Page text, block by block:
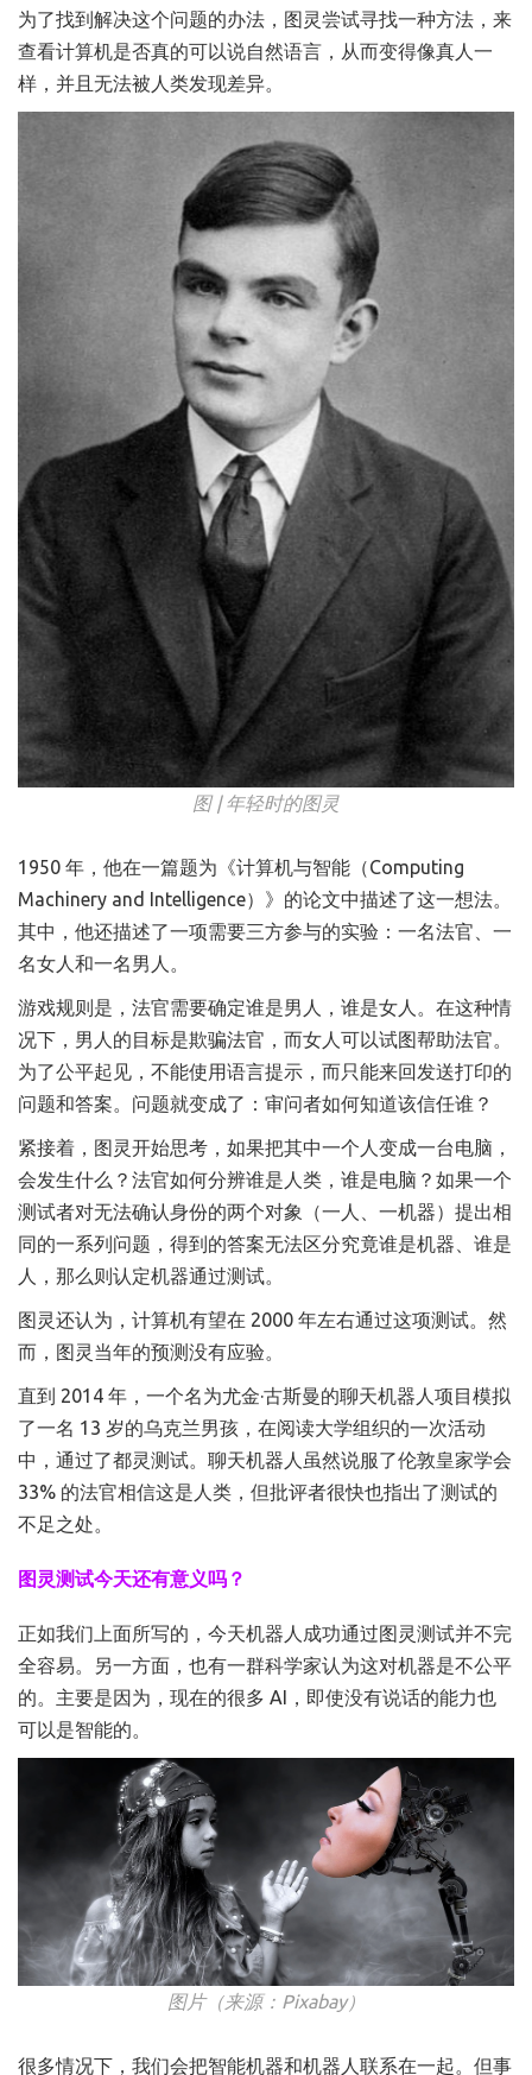
为了找到解决这个问题的办法，图灵尝试寻找一种方法，来
查看计算机是否真的可以说自然语言，从而变得像真人一
样，并且无法被人类发现差异。
图 | 年轻时的图灵
1950 年，他在一篇题为《计算机与智能（Computing
Machinery and Intelligence）》的论文中描述了这一想法。
其中，他还描述了一项需要三方参与的实验：一名法官、一
名女人和一名男人。
游戏规则是，法官需要确定谁是男人，谁是女人。在这种情
况下，男人的目标是欺骗法官，而女人可以试图帮助法官。
为了公平起见，不能使用语言提示，而只能来回发送打印的
问题和答案。问题就变成了：审问者如何知道该信任谁？
紧接着，图灵开始思考，如果把其中一个人变成一台电脑，
会发生什么？法官如何分辨谁是人类，谁是电脑？如果一个
测试者对无法确认身份的两个对象（一人、一机器）提出相
同的一系列问题，得到的答案无法区分究竟谁是机器、谁是
人，那么则认定机器通过测试。
图灵还认为，计算机有望在 2000 年左右通过这项测试。然
而，图灵当年的预测没有应验。
直到 2014 年，一个名为尤金·古斯曼的聊天机器人项目模拟
了一名 13 岁的乌克兰男孩，在阅读大学组织的一次活动
中，通过了都灵测试。聊天机器人虽然说服了伦敦皇家学会
33% 的法官相信这是人类，但批评者很快也指出了测试的
不足之处。
图灵测试今天还有意义吗？
正如我们上面所写的，今天机器人成功通过图灵测试并不完
全容易。另一方面，也有一群科学家认为这对机器是不公平
的。主要是因为，现在的很多 AI，即使没有说话的能力也
可以是智能的。
图片（来源：Pixabay）
很多情况下，我们会把智能机器和机器人联系在一起。但事